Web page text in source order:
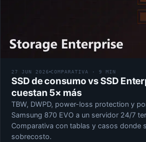
27 JUN 2026 COMPARATIVA · 9 MIN
SSD de consumo vs SSD
cuestan 5× más
TBW, DWPD, power-loss protection y
Samsung 870 EVO a un servidor 24/7
Comparativa con tablas y casos donde
sobrecosto.